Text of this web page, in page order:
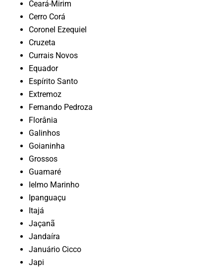
Ceará-Mirim
Cerro Corá
Coronel Ezequiel
Cruzeta
Currais Novos
Equador
Espírito Santo
Extremoz
Fernando Pedroza
Florânia
Galinhos
Goianinha
Grossos
Guamaré
Ielmo Marinho
Ipanguaçu
Itajá
Jaçanã
Jandaíra
Januário Cicco
Japi